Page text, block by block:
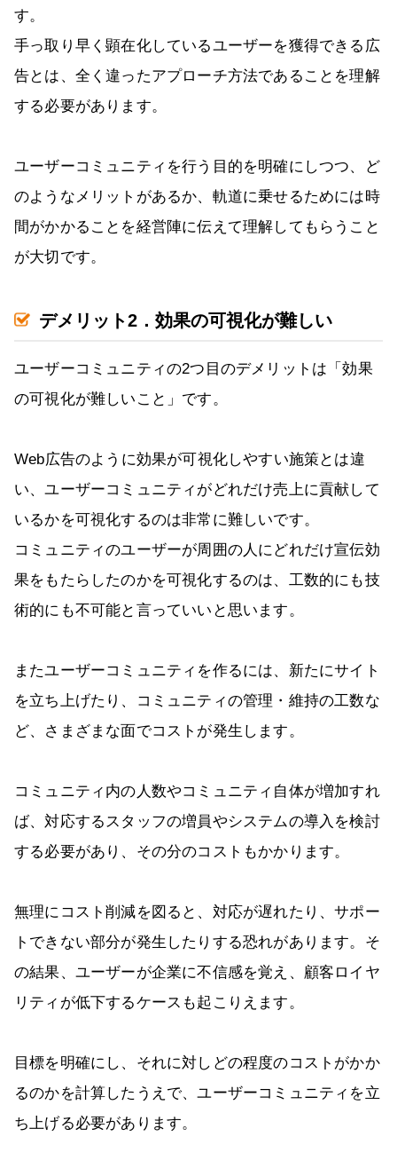
す。
手っ取り早く顕在化しているユーザーを獲得できる広
告とは、全く違ったアプローチ方法であることを理解
する必要があります。
ユーザーコミュニティを行う目的を明確にしつつ、ど
のようなメリットがあるか、軌道に乗せるためには時
間がかかることを経営陣に伝えて理解してもらうこと
が大切です。
デメリット2．効果の可視化が難しい
ユーザーコミュニティの2つ目のデメリットは「効果
の可視化が難しいこと」です。
Web広告のように効果が可視化しやすい施策とは違
い、ユーザーコミュニティがどれだけ売上に貢献して
いるかを可視化するのは非常に難しいです。
コミュニティのユーザーが周囲の人にどれだけ宣伝効
果をもたらしたのかを可視化するのは、工数的にも技
術的にも不可能と言っていいと思います。
またユーザーコミュニティを作るには、新たにサイト
を立ち上げたり、コミュニティの管理・維持の工数な
ど、さまざまな面でコストが発生します。
コミュニティ内の人数やコミュニティ自体が増加すれ
ば、対応するスタッフの増員やシステムの導入を検討
する必要があり、その分のコストもかかります。
無理にコスト削減を図ると、対応が遅れたり、サポー
トできない部分が発生したりする恐れがあります。そ
の結果、ユーザーが企業に不信感を覚え、顧客ロイヤ
リティが低下するケースも起こりえます。
目標を明確にし、それに対しどの程度のコストがかか
るのかを計算したうえで、ユーザーコミュニティを立
ち上げる必要があります。